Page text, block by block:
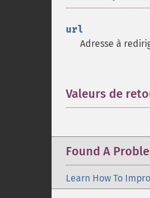
url
Adresse à
Valeurs de
Found A
Learn How To